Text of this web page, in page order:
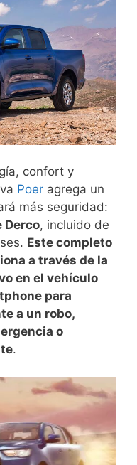
confort y
Poer agrega un
más seguridad:
Derco, incluido de
Este completo
a través de la
en el vehículo
para
a un robo,
o
.